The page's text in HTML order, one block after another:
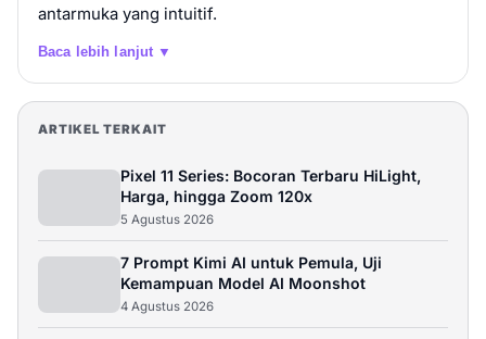
antarmuka yang intuitif.
Baca lebih lanjut ▼
ARTIKEL TERKAIT
Pixel 11 Series: Bocoran Terbaru HiLight,
Harga, hingga Zoom 120x
5 Agustus 2026
7 Prompt Kimi AI untuk Pemula, Uji
Kemampuan Model AI Moonshot
4 Agustus 2026